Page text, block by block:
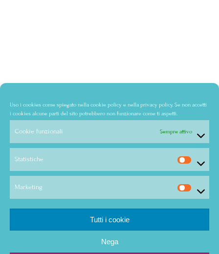
Uso i cookies come spiegato nella cookie policy e nella privacy policy. Se non accetti
i cookies alcune parti del sito potrebbero non funzionare come ti aspetti.
Cookie funzionali Sempre attivo
Statistiche
Marketing
Tutti i cookie
Nega
© Copyright - Audra Bertolone